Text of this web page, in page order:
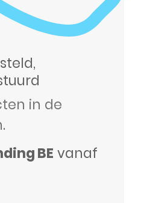
in de
BE vanaf